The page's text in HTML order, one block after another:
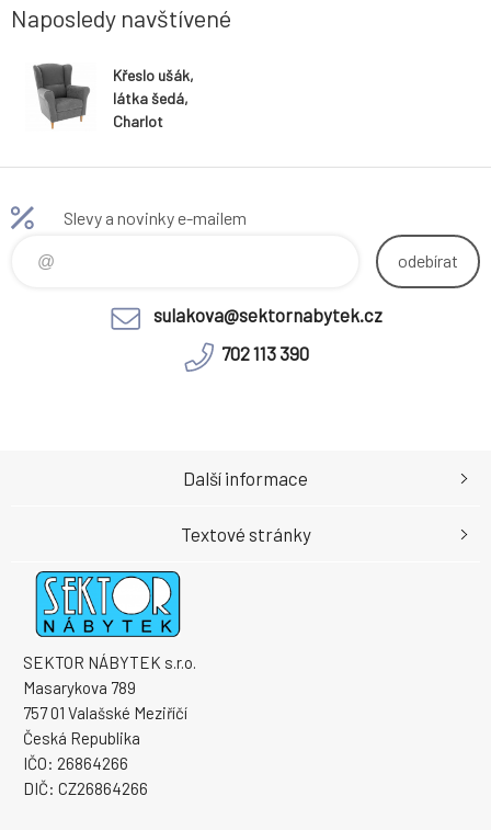
plastových nožičkách Plast
Naposledy navštívené
Křeslo ušák,
látka šedá,
Charlot
Slevy a novinky e-mailem
odebírat
sulakova@sektornabytek.cz
702 113 390
SEKTOR NÁBYTEK s.r.o.
Masarykova 789
757 01 Valašské Meziříčí
Česká Republika
IČO: 26864266
DIČ: CZ26864266
Další informace
Textové stránky